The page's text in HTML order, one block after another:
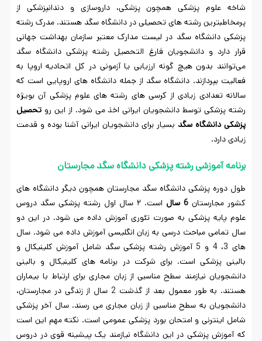
شاخه علوم پزشکی همچون پزشکی، داروسازی و دندانپزشکی از
پرمخاطبترین رشته های تحصیلی در دانشگاه سگد هستند. مدرک رشته
پزشکی دانشگاه سگد در لیست مدارک معتبر سازمان بهداشت جهانی
قرار دارد و دانشجویان فارغ التحصیل رشته پزشکی دانشگاه سگد
می‌توانند بدون هیچ گونه ارزیابی یا آزمونی در کل اتحادیه اروپا به
فعالیت بپردازند. دانشگاه سگد از جمله دانشگاه های اروپایی است که
سالانه تعدادی زیادی از کرسی های رشته های علوم پزشکی آن بویژه
رشته پزشکی توسط دانشجویان ایرانی اخذ می شود. از این رو تحصیل
پزشکی دانشگاه سگد بسیار برای دانشجویان ایرانی آشنا بوده و قدمت
زیادی دارد.
برنامه آموزشی رشته پزشکی دانشگاه سگد مجارستان
طول دوره پزشکی دانشگاه سگد مجارستان همچون دیگر دانشگاه های
کشور مجارستان 6 سال
است. ۲ سال اول رشته پزشکی سگد دروس
علوم پایه پزشکی به صورت تئوری آموزش داده می شود. در این دو
سال تمامی مباحث درسی به زبان انگلیسی آموزش داده می شود. سال
های 3، 4 و 5 آموزش رشته پزشکی سگد شامل آموزش کلینیکال و
بالینی پزشکی است. برای شرکت در برنامه های کلینیکال و بالینی
دانشجویان نیازمند سطح مناسبی از زبان مجاری برای ارتباط با بیماران
هستند. به طور معمول بعد از گذشت 2 سال از زندگی در مجارستان،
دانشجویان به سطح مناسبی از زبان مجاری می رسند. سال آخر پزشکی
شامل اینترنی و امتحان بورد پزشکی عمومی است. نکته مهم این است
که آموزش پزشکی در این دانشگاه نیازمند یک پیشینه قوی در دروس